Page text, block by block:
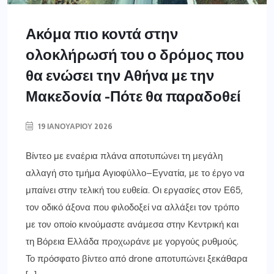
Ακόμα πιο κοντά στην
ολοκλήρωσή του ο δρόμος που
θα ενώσει την Αθήνα με την
Μακεδονία -Πότε θα παραδοθεί
19 ΙΑΝΟΥΑΡΊΟΥ 2026
Βίντεο με εναέρια πλάνα αποτυπώνει τη μεγάλη
αλλαγή στο τμήμα Αγιοφύλλο–Εγνατία, με το έργο να
μπαίνει στην τελική του ευθεία. Οι εργασίες στον Ε65,
τον οδικό άξονα που φιλοδοξεί να αλλάξει τον τρόπο
με τον οποίο κινούμαστε ανάμεσα στην Κεντρική και
τη Βόρεια Ελλάδα προχωράνε με γοργούς ρυθμούς.
Το πρόσφατο βίντεο από drone αποτυπώνει ξεκάθαρα